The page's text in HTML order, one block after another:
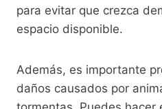
para evitar que crezca
espacio disponible.
Además, es importante
daños causados por